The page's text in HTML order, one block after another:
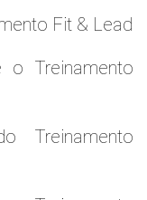
Fit & Lead
o Treinamento
Treinamento